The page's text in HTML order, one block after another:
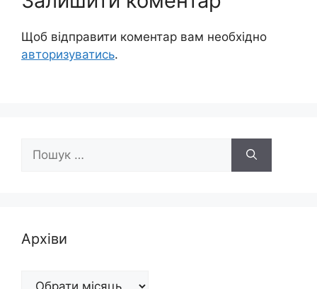
Щоб відправити коментар вам необхідно
авторизуватись.
Архіви
Архіви